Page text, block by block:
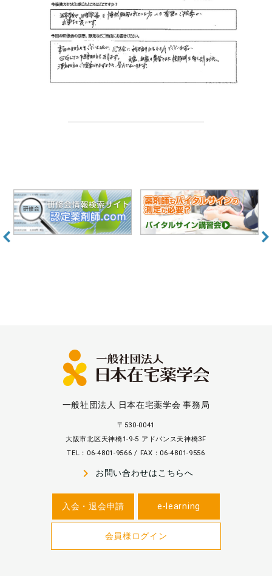
一般社団法人 日本在宅薬学会 事務局
〒530-0041
大阪市北区天神橋1-9-5 アドバンス天神橋3F
TEL：06-4801-9566 / FAX：06-4801-9556
navigate_next お問い合わせはこちらへ
入会・退会申請 e-learning
会員様ログイン